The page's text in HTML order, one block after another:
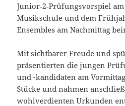
Junior‑2‑Prüfungsvorspiel
Musikschule und dem
Ensembles am Nachmittag
Mit sichtbarer Freude und
präsentierten die jungen
und -kandidaten am
Stücke und nahmen
wohlverdienten Urkunden